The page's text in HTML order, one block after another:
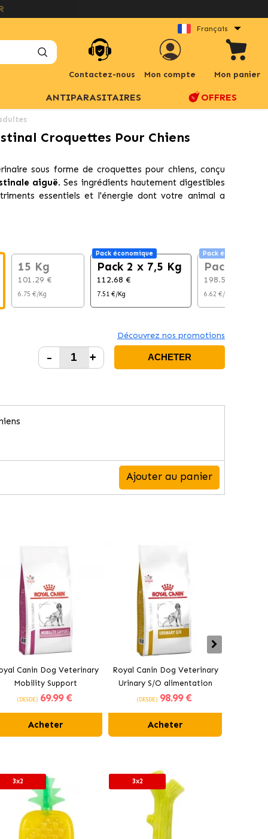
Français
Contactez-nous Mon compte Mon panier
ANTIPARASITAIRES OFFRES
Croquettes Pour Chiens
sous forme de croquettes pour chiens, conçu
aiguë. Ses ingrédients hautement digestibles
essentiels et l'énergie dont votre animal a
15 Kg
101.29 €
6.75 €/Kg
Pack économique
Pack 2 x 7,5 Kg
112.68 €
7.51 €/Kg
Pack économique
Pack 2 x
198.53 €
6.62 €/Kg
Découvrez nos promotions
- + ACHETER
Ajouter au panier
Canin Dog Veterinary
Mobility Support
alimentation pour chiens
(DESDE) 69.99 €
Acheter
Royal Canin Dog Veterinary
Urinary S/O alimentation
pour chiens adultes
(DESDE) 98.99 €
Acheter
3x2 3x2